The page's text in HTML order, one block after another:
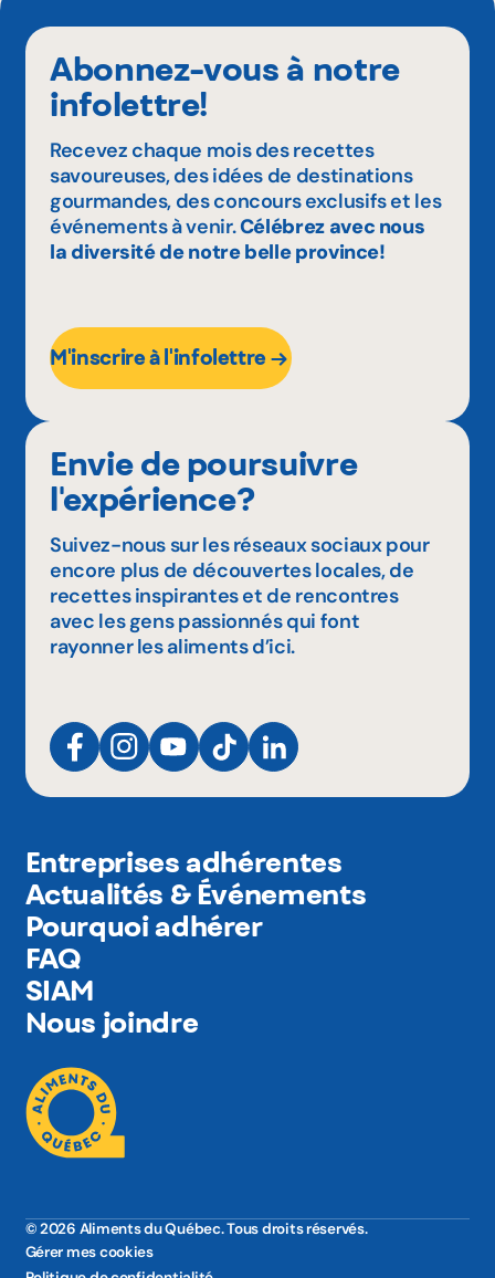
Abonnez-vous à notre
infolettre!
Recevez chaque mois des recettes
savoureuses, des idées de destinations
gourmandes, des concours exclusifs et les
événements à venir.Célébrez avec nous
la diversité de notre belle province!
M'inscrire à l'infolettre
Envie de poursuivre
l'expérience?
Suivez-nous sur les réseaux sociaux pour
encore plus de découvertes locales, de
recettes inspirantes et de rencontres
avec les gens passionnés qui font
rayonner les aliments d’ici.
Entreprises adhérentes
Actualités & Événements
Pourquoi adhérer
FAQ
SIAM
Nous joindre
© 2026 Aliments du Québec. Tous droits réservés.
Gérer mes cookies